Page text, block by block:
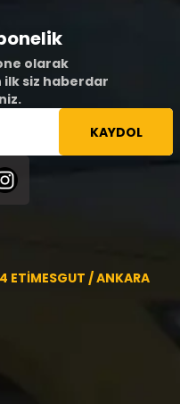
olarak
ilk siz haberdar
KAYDOL
ETİMESGUT / ANKARA